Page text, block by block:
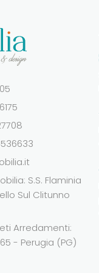
S.S. Flaminia
Sul Clitunno
Arredamenti:
- Perugia (PG)